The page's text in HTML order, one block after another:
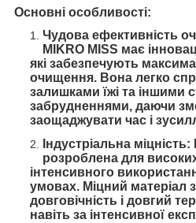
Основні особливості:
Чудова ефективність
MIKRO MISS має
які забезпечують
очищення. Вона легко
залишками їжі та іншими
забрудненнями, даючи
заощаджувати час і
Індустріальна
розроблена для
інтенсивного
умовах. Міцний матеріал
довговічність і довгий
навіть за інтенсивної